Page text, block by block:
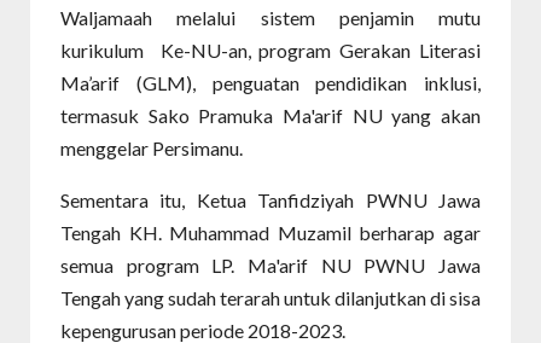
Waljamaah melalui sistem penjamin mutu
kurikulum Ke-NU-an, program Gerakan Literasi
Ma’arif (GLM), penguatan pendidikan inklusi,
termasuk Sako Pramuka Ma'arif NU yang akan
menggelar Persimanu.
Sementara itu, Ketua Tanfidziyah PWNU Jawa
Tengah KH. Muhammad Muzamil berharap agar
semua program LP. Ma'arif NU PWNU Jawa
Tengah yang sudah terarah untuk dilanjutkan di sisa
kepengurusan periode 2018-2023.